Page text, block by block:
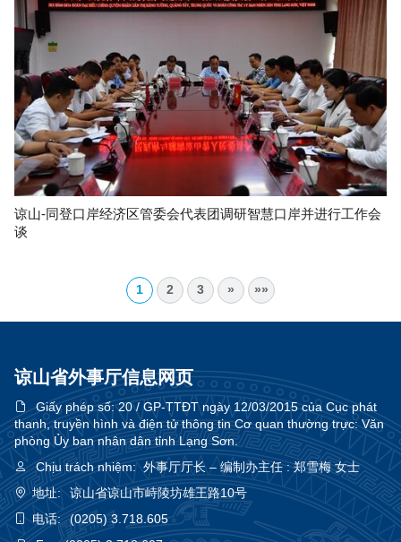
谅山-同登口岸经济区管委会代表团调研智慧口岸并进行工作会
谈
1 2 3 » »»
谅山省外事厅信息网页
Giấy phép số:20 / GP-TTĐT ngày 12/03/2015 của Cục phát
thanh, truyền hình và điện tử thông tin Cơ quan thường trực: Văn
phòng Ủy ban nhân dân tỉnh Lạng Sơn.
Chịu trách nhiệm:外事厅厅长 – 编制办主任 : 郑雪梅 女士
地址:
谅山省谅山市峙陵坊雄王路10号
电话:
(0205) 3.718.605